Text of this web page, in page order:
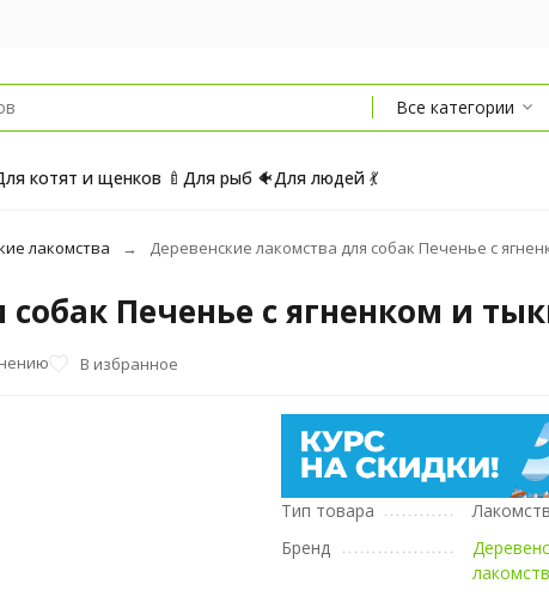
Все категории
котят и щенков 🍼 Для рыб 🐠Для людей 💃
лакомства Деревенские лакомства для собак Печенье с
Печенье с ягненком и
В избранное
Тип товара
Бренд